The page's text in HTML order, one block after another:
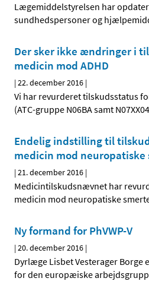
Lægemiddelstyrelsen har
sundhedspersoner og
Der sker ikke ændringer i
medicin mod ADHD
|22. december 2016 |
Vi har revurderet tilskudsstatus
(ATC-gruppe N06BA samt
Endelig indstilling til
medicin mod neuropatiske
|21. december 2016 |
Medicintilskudsnævnet har
medicin mod neuropatiske
Ny formand for PhVWP-V
|20. december 2016 |
Dyrlæge Lisbet Vesterager Borge
for den europæiske